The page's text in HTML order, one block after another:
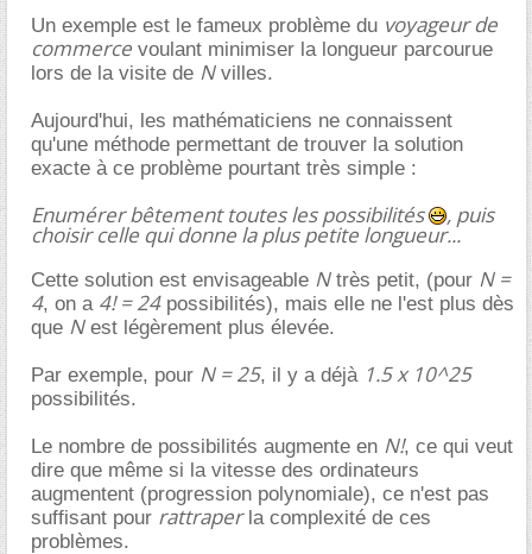
Un exemple est le fameux problème du voyageur de
commerce voulant minimiser la longueur parcourue
lors de la visite de Nvilles.
Aujourd'hui, les mathématiciens ne connaissent
qu'une méthode permettant de trouver la solution
exacte à ce problème pourtant très simple :
Enumérer bêtement toutes les possibilités , puis
choisir celle qui donne la plus petite longueur...
Cette solution est envisageable Ntrès petit, (pour N =
4, on a 4! = 24possibilités), mais elle ne l'est plus dès
que Nest légèrement plus élevée.
Par exemple, pour N = 25, il y a déjà 1.5 x 10^25
possibilités.
Le nombre de possibilités augmente en N!, ce qui veut
dire que même si la vitesse des ordinateurs
augmentent (progression polynomiale), ce n'est pas
suffisant pour rattraperla complexité de ces
problèmes.